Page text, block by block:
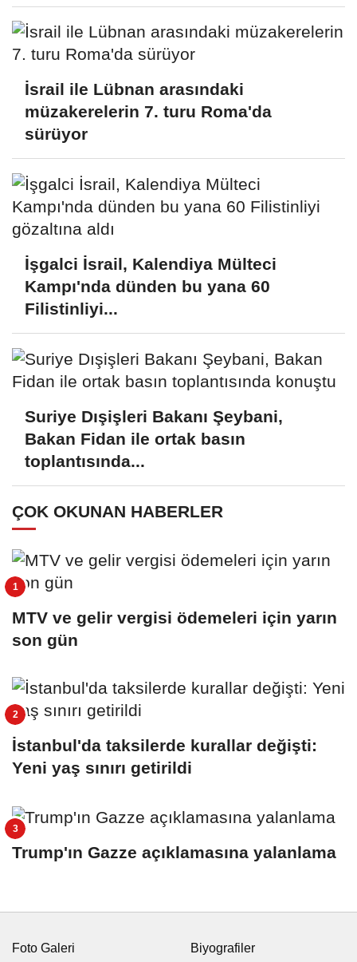
İsrail ile Lübnan arasındaki
müzakerelerin 7. turu Roma'da
sürüyor
İşgalci İsrail, Kalendiya Mülteci
Kampı'nda dünden bu yana 60
Filistinliyi...
Suriye Dışişleri Bakanı Şeybani,
Bakan Fidan ile ortak basın
toplantısında...
ÇOK OKUNAN HABERLER
MTV ve gelir vergisi ödemeleri için yarın
son gün
İstanbul'da taksilerde kurallar değişti:
Yeni yaş sınırı getirildi
Trump'ın Gazze açıklamasına yalanlama
Foto Galeri Biyografiler